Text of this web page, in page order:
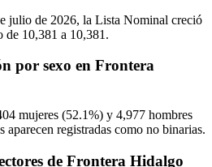
julio de 2026, la Lista Nominal creció
de 10,381 a 10,381.
por sexo en Frontera
mujeres (52.1%) y 4,977 hombres
aparecen registradas como no binarias.
de Frontera Hidalgo